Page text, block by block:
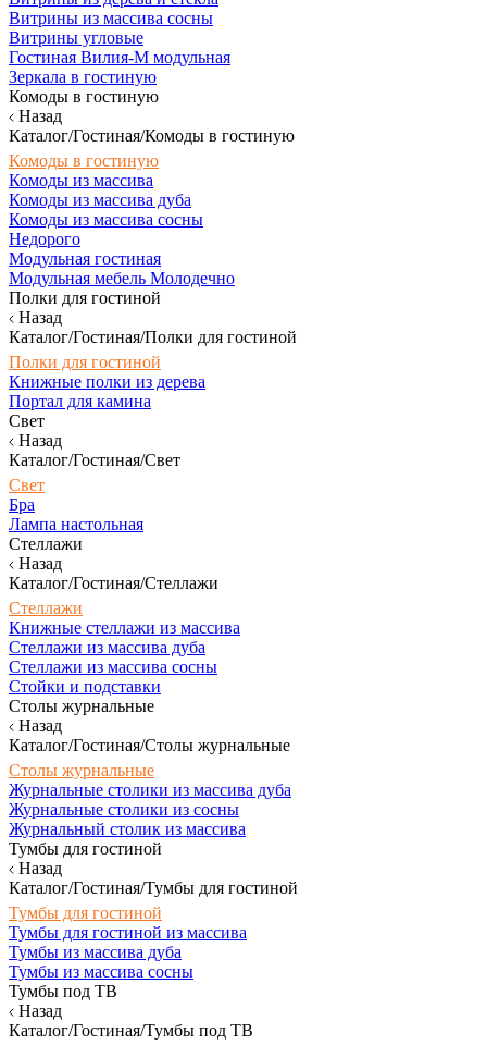
Витрины из массива сосны
Витрины угловые
Гостиная Вилия-М модульная
Зеркала в гостиную
Комоды в гостиную
Назад
Каталог/Гостиная/Комоды в гостиную
Комоды в гостиную
Комоды из массива
Комоды из массива дуба
Комоды из массива сосны
Недорого
Модульная гостиная
Модульная мебель Молодечно
Полки для гостиной
Назад
Каталог/Гостиная/Полки для гостиной
Полки для гостиной
Книжные полки из дерева
Портал для камина
Свет
Назад
Каталог/Гостиная/Свет
Свет
Бра
Лампа настольная
Стеллажи
Назад
Каталог/Гостиная/Стеллажи
Стеллажи
Книжные стеллажи из массива
Стеллажи из массива дуба
Стеллажи из массива сосны
Стойки и подставки
Столы журнальные
Назад
Каталог/Гостиная/Столы журнальные
Столы журнальные
Журнальные столики из массива дуба
Журнальные столики из сосны
Журнальный столик из массива
Тумбы для гостиной
Назад
Каталог/Гостиная/Тумбы для гостиной
Тумбы для гостиной
Тумбы для гостиной из массива
Тумбы из массива дуба
Тумбы из массива сосны
Тумбы под ТВ
Назад
Каталог/Гостиная/Тумбы под ТВ